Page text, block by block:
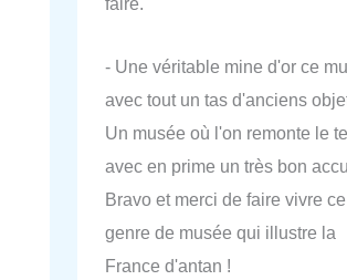
- Une véritable mine d'or ce
avec tout un tas d'anciens
Un musée où l'on remonte le
avec en prime un très bon
Bravo et merci de faire vivre ce
genre de musée qui illustre la
France d'antan !